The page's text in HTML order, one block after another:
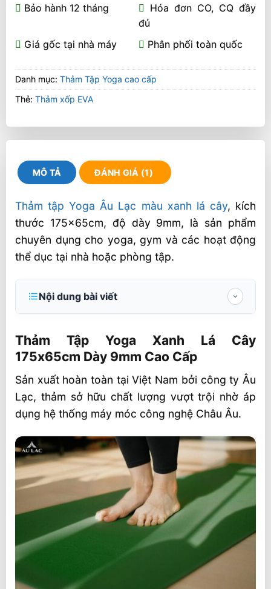
Bảo hành 12 tháng
Hóa đơn CO, CQ đầy
đủ
Giá gốc tại nhà máy
Phân phối toàn quốc
Danh mục: Thảm Tập Yoga cao cấp
Thẻ: Thảm xốp EVA
MÔ TẢ ĐÁNH GIÁ (1)
Thảm tập Yoga Âu Lạc màu xanh lá cây, kích
thước 175x65cm, độ dày 9mm, là sản phẩm
chuyên dụng cho yoga, gym và các hoạt động
thể dục tại nhà hoặc phòng tập.
Nội dung bài viết
Dày 9mm Cao Cấp
Kích thước đóng gói thảm tập
Chất liệu EVA cao cấp
Tối ưu cho nhiều mục đích sử dụng
hàng đầu
Người Việt Nam dùng hàng Việt Nam – Tự
hào gìn giữ giá trị Việt !
🎯 Liên hệ mua hàng
Thảm Tập Yoga Xanh Lá Cây
175x65cm Dày 9mm Cao Cấp
Sản xuất hoàn toàn tại Việt Nam bởi công ty Âu
Lạc, thảm sở hữu chất lượng vượt trội nhờ áp
dụng hệ thống máy móc công nghệ Châu Âu.